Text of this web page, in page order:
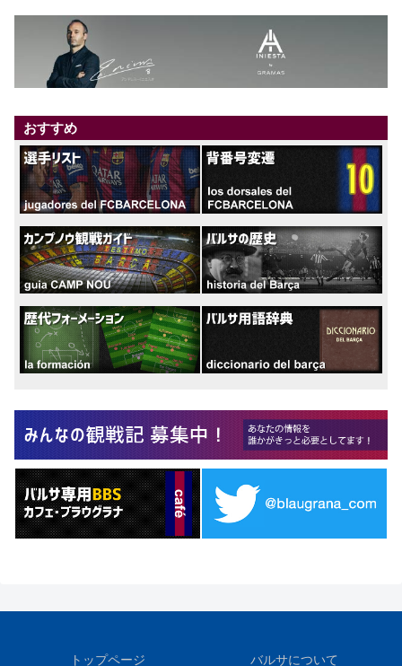
おすすめ
トップページ バルサについて